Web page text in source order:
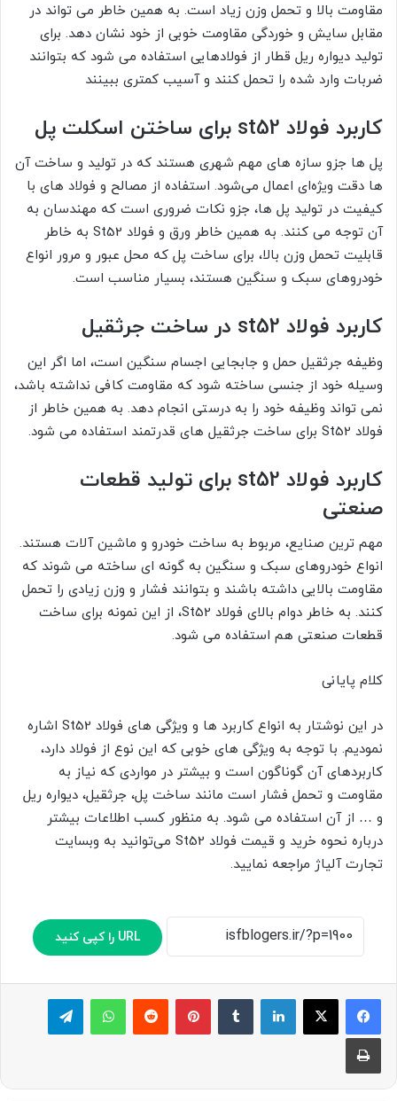
مقاومت بالا و تحمل وزن زیاد است. به همین خاطر می تواند در
مقابل سایش و خوردگی مقاومت خوبی از خود نشان دهد. برای
تولید دیواره ریل قطار از فولادهایی استفاده می شود که بتوانند
ضربات وارد شده را تحمل کنند و آسیب کمتری ببینند
کاربرد فولاد st52 برای ساختن اسکلت پل
پل ها جزو سازه های مهم شهری هستند که در تولید و ساخت آن
ها دقت ویژه‌ای اعمال می‌شود. استفاده از مصالح و فولاد های با
کیفیت در تولید پل ها، جزو نکات ضروری است که مهندسان به
آن توجه می کنند. به همین خاطر ورق و فولاد St52 به خاطر
قابلیت تحمل وزن بالا، برای ساخت پل که محل عبور و مرور انواع
خودروهای سبک و سنگین هستند، بسیار مناسب است.
کاربرد فولاد st52 در ساخت جرثقیل
وظیفه جرثقیل حمل و جابجایی اجسام سنگین است، اما اگر این
وسیله خود از جنسی ساخته شود که مقاومت کافی نداشته باشد،
نمی تواند وظیفه خود را به درستی انجام دهد. به همین خاطر از
فولاد St52 برای ساخت جرثقیل های قدرتمند استفاده می شود.
کاربرد فولاد st52 برای تولید قطعات
صنعتی
مهم ترین صنایع، مربوط به ساخت خودرو و ماشین آلات هستند.
انواع خودروهای سبک و سنگین به گونه ای ساخته می شوند که
مقاومت بالایی داشته باشند و بتوانند فشار و وزن زیادی را تحمل
کنند. به خاطر دوام بالای فولاد St52، از این نمونه برای ساخت
قطعات صنعتی هم استفاده می شود.
کلام پایانی
در این نوشتار به انواع کاربرد ها و ویژگی های فولاد St52 اشاره
نمودیم. با توجه به ویژگی های خوبی که این نوع از فولاد دارد،
کاربردهای آن گوناگون است و بیشتر در مواردی که نیاز به
مقاومت و تحمل فشار است مانند ساخت پل، جرثقیل، دیواره ریل
و … از آن استفاده می شود. به منظور کسب اطلاعات بیشتر
درباره نحوه خرید و قیمت فولاد St52 می‌توانید به وبسایت
تجارت آلیاژ مراجعه نمایید.
URL را کپی کنید
لینکدین ‫تامبلر پینترست‫رددیت واتس آپ تلگرام
چاپ